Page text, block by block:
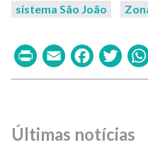
sistema São João
PrintEmail
Últimas notícias